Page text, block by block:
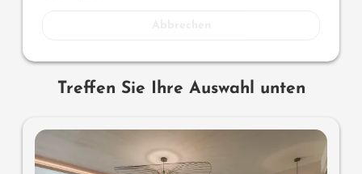
Treffen Sie Ihre Auswahl unten